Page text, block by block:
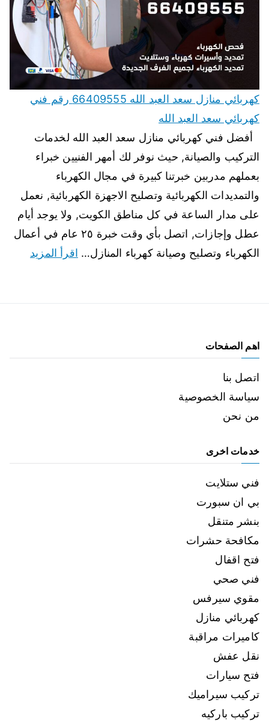
كهربائي منازل سعد العبد الله 66409555 رقم فني
كهربائي سعد العبد الله
أفضل فني كهربائي منازل سعد العبد الله لخدمات
التركيب والصيانة, حيث نوفر لك أمهر الفنيين خبراء
بعملهم مدربين خبرتنا كبيرة في مجال الكهرباء
والتمديدات الكهربائية وتصليح الاجهزة الكهربائية, نعمل
على مدار الساعة في كل مناطق الكويت, ولا يوجد أيام
عطل وإجازات, اتصل بأي وقت خبرة ٢٥ عام في أعمال
الكهرباء وتصليح وصيانة كهرباء المنازل… اقرأ المزيد
اهم الصفحات
اتصل بنا
سياسة الخصوصية
من نحن
خدمات اخرى
فني ستلايت
بي ان سبورت
بنشر متنقل
مكافحة حشرات
فتح اقفال
فني صحي
مقوي سيرفس
كهربائي منازل
كاميرات مراقبة
نقل عفش
فتح سيارات
تركيب سيراميك
تركيب باركيه